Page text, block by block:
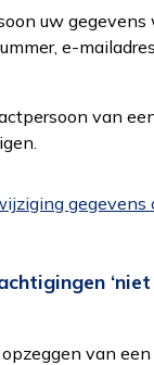
die
die nodig
uw
e-
van
gegevens
van